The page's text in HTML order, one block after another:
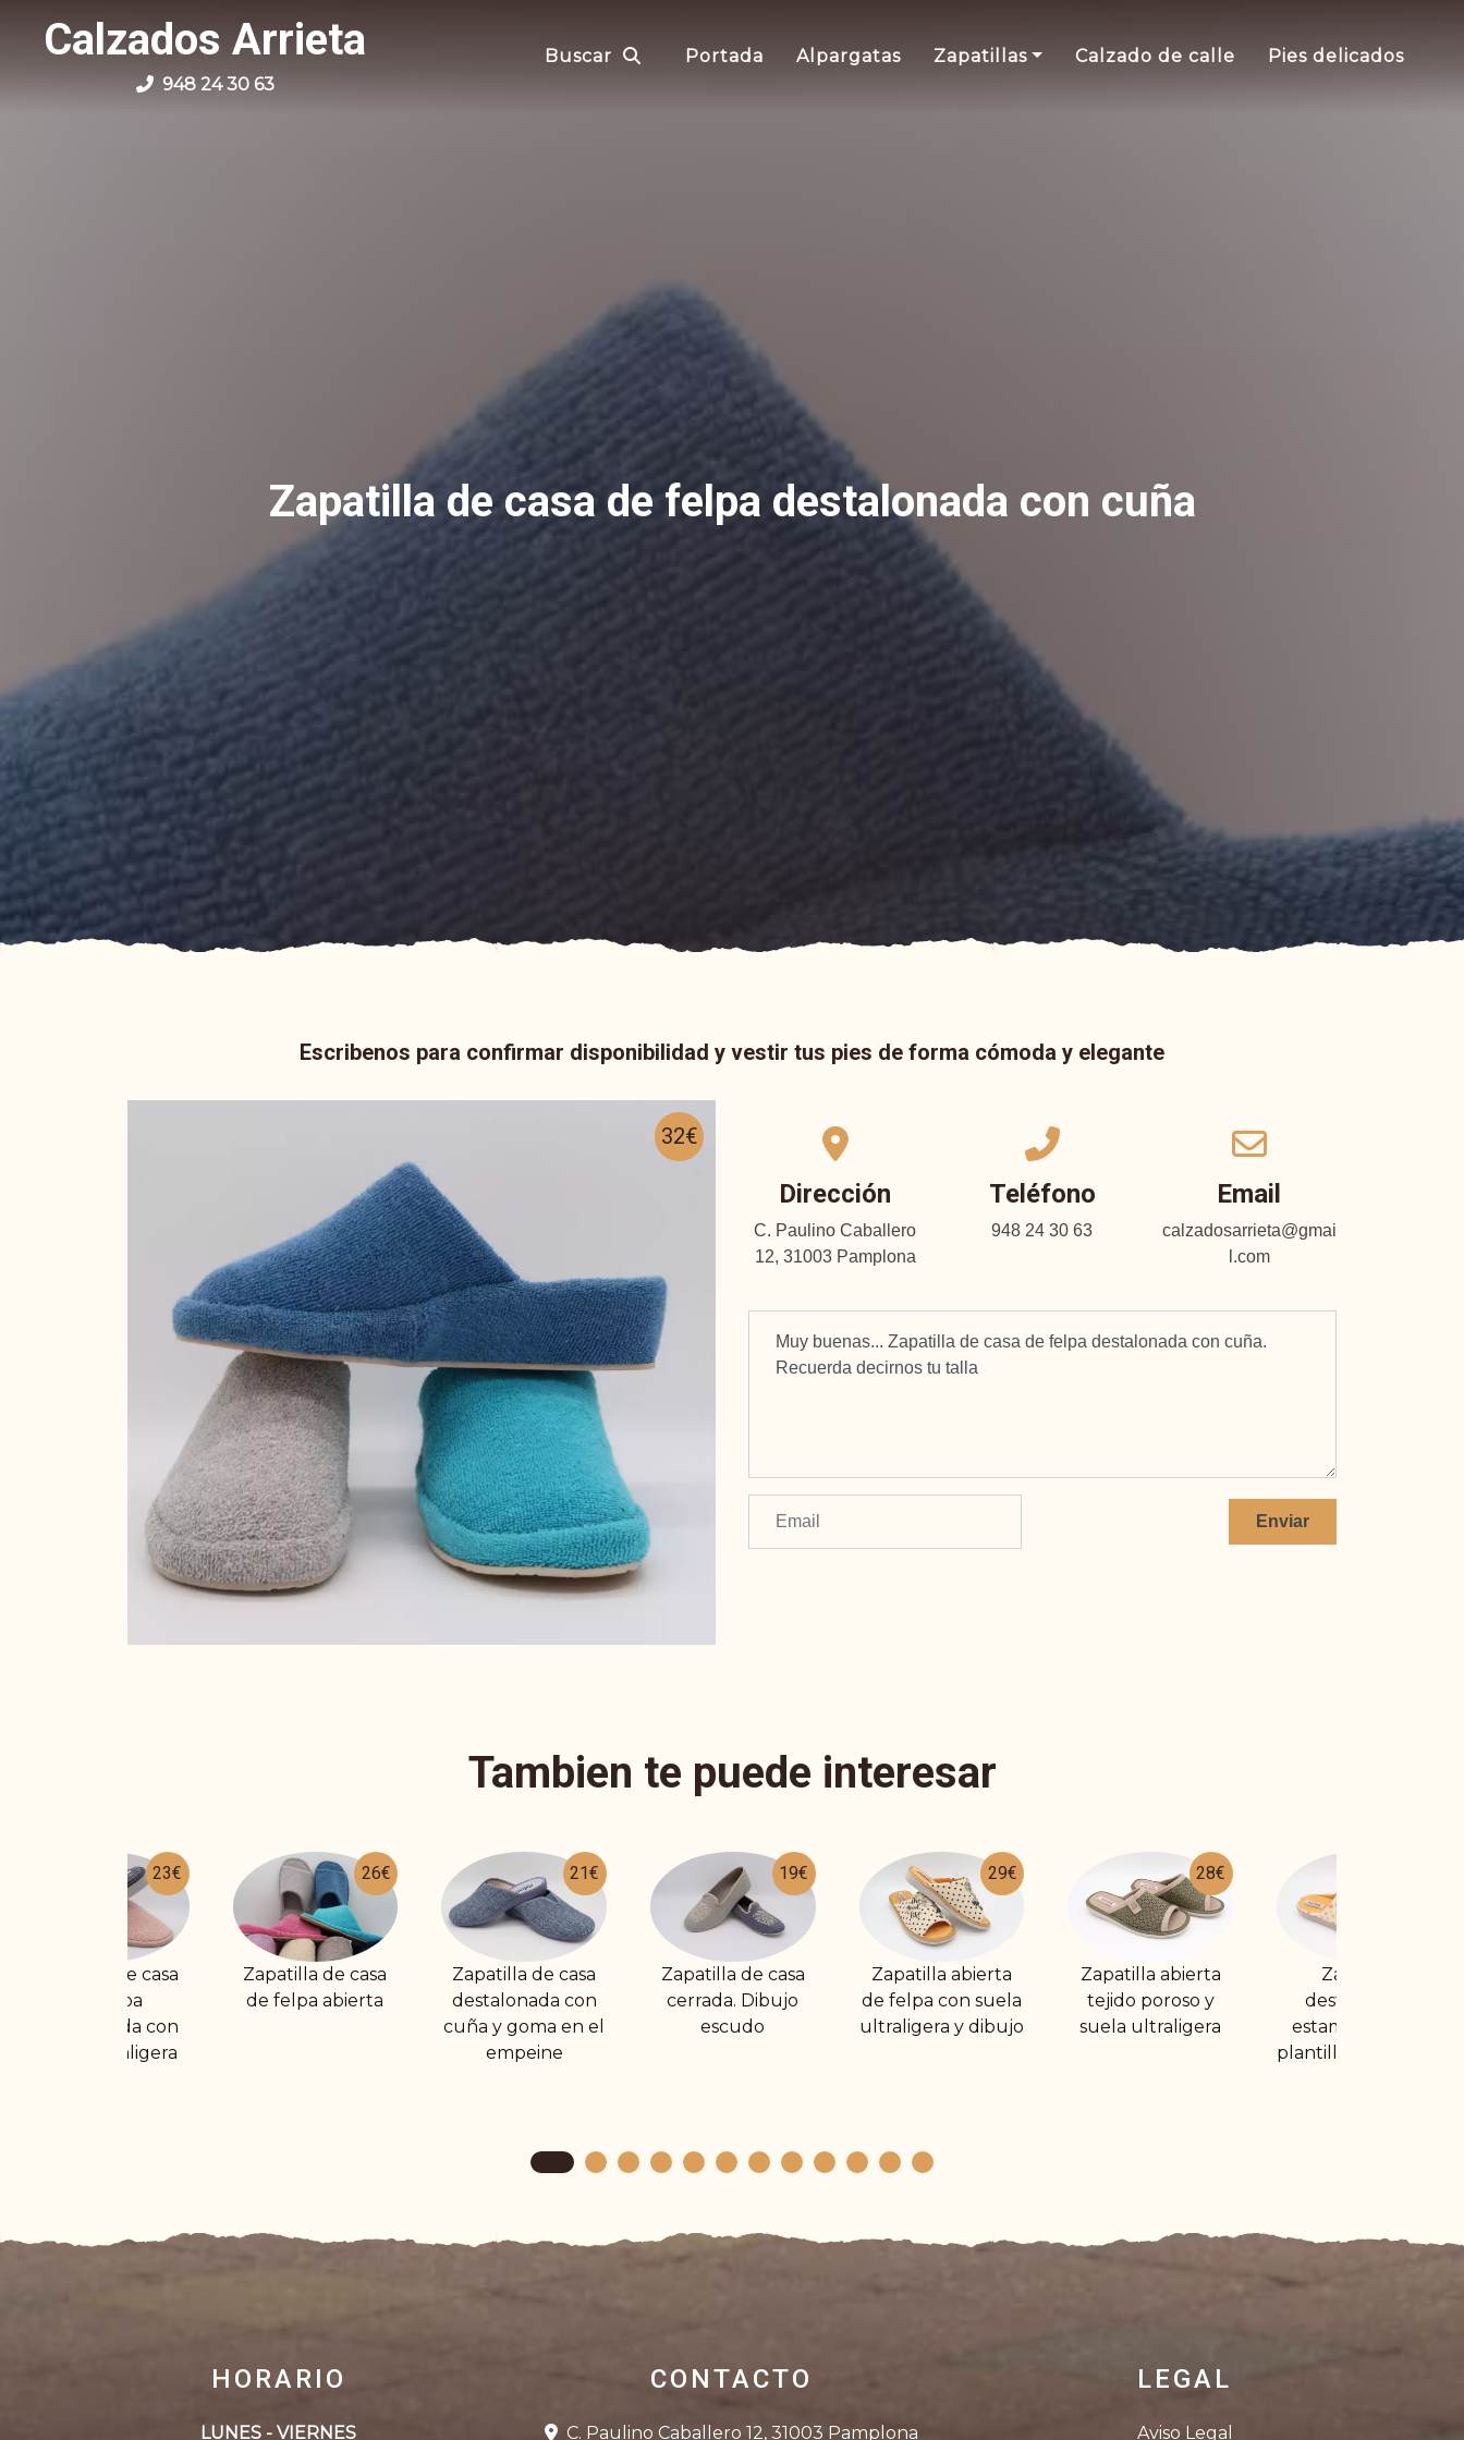
Calzados Arrieta
948 24 30 63
Buscar Portada Alpargatas Zapatillas Calzado de calle Pies delicados
Zapatilla de casa de felpa destalonada con cuña
Escribenos para confirmar disponibilidad y vestir tus pies de forma cómoda y elegante
32€
Dirección
C. Paulino Caballero
12, 31003 Pamplona
Teléfono
948 24 30 63
Email
calzadosarrieta@gmai
l.com
Enviar
Tambien te puede interesar
26€
Zapatilla de casa
de felpa abierta
21€
Zapatilla de casa
destalonada con
19€
Zapatilla de casa
cerrada. Dibujo
escudo
29€
Zapatilla abierta
de felpa con suela
ultraligera y dibujo
28€
Zapatilla abierta
tejido poroso y
suela ultraligera
29€
Zapatilla
destalonada
estampada con
Zapatilla de casa
de felpa
destalonada
HORARIO
LUNES - VIERNES
CONTACTO
C. Paulino Caballero 12, 31003 Pamplona
LEGAL
Aviso Legal